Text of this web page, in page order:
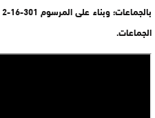
الجماعات.